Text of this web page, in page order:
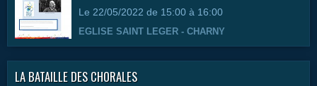
Le 22/05/2022 de 15:00 à 16:00
EGLISE SAINT LEGER - CHARNY
LA BATAILLE DES CHORALES